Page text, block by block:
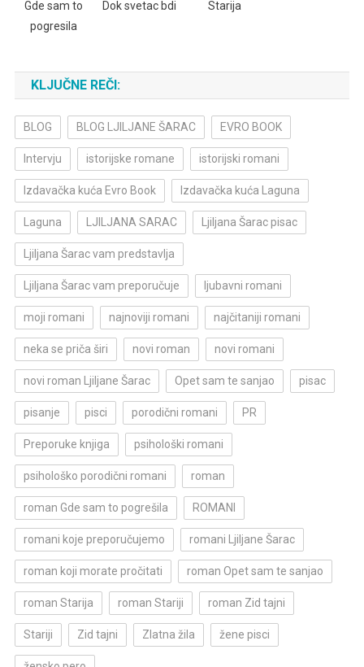
Gde sam to
pogresila
Dok svetac bdi Starija
KLJUČNE REČI:
BLOG BLOG LJILJANE ŠARAC EVRO BOOK
Intervju istorijske romane istorijski romani
Izdavačka kuća Evro Book Izdavačka kuća Laguna
Laguna LJILJANA SARAC Ljiljana Šarac pisac
Ljiljana Šarac vam predstavlja
Ljiljana Šarac vam preporučuje ljubavni romani
moji romani najnoviji romani najčitaniji romani
neka se priča širi novi roman novi romani
novi roman Ljiljane Šarac Opet sam te sanjao pisac
pisanje pisci porodični romani PR
Preporuke knjiga psihološki romani
psihološko porodični romani roman
roman Gde sam to pogrešila ROMANI
romani koje preporučujemo romani Ljiljane Šarac
roman koji morate pročitati roman Opet sam te sanjao
roman Starija roman Stariji roman Zid tajni
Stariji Zid tajni Zlatna žila žene pisci